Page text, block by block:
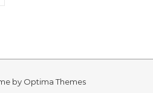
by Optima Themes